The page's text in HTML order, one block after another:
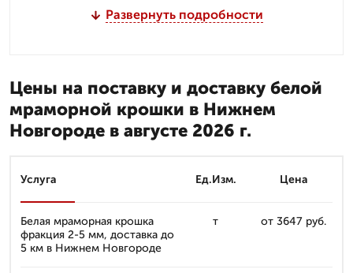
Развернуть подробности
Цены на поставку и доставку белой
мраморной крошки в Нижнем
Новгороде в августе 2026 г.
Услуга Ед.Изм. Цена
Белая мраморная крошка
фракция 2-5 мм, доставка до
5 км в Нижнем Новгороде
т от 3647 руб.